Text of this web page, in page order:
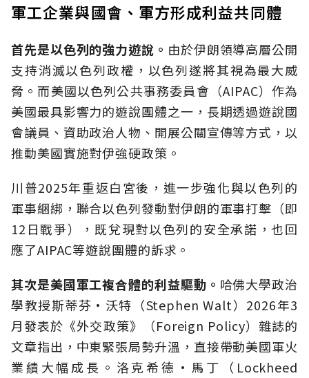
軍工企業與國會、軍方形成利益共同體
首先是以色列的強力遊說。 由於伊朗領導高層公開
支持消滅以色列政權，以色列遂將其視為最大威
脅。而美國以色列公共事務委員會（AIPAC）作為
美國最具影響力的遊說團體之一，長期透過遊說國
會議員、資助政治人物、開展公關宣傳等方式，以
推動美國實施對伊強硬政策。
川普2025年重返白宮後，進一步強化與以色列的
軍事綑綁，聯合以色列發動對伊朗的軍事打擊（即
12日戰爭），既兌現對以色列的安全承諾，也回
應了AIPAC等遊說團體的訴求。
其次是美國軍工複合體的利益驅動。 哈佛大學政治
學教授斯蒂芬·沃特（Stephen Walt）2026年3
月發表於《外交政策》（Foreign Policy）雜誌的
文章指出，中東緊張局勢升溫，直接帶動美國軍火
業績大幅成長。洛克希德·馬丁（Lockheed